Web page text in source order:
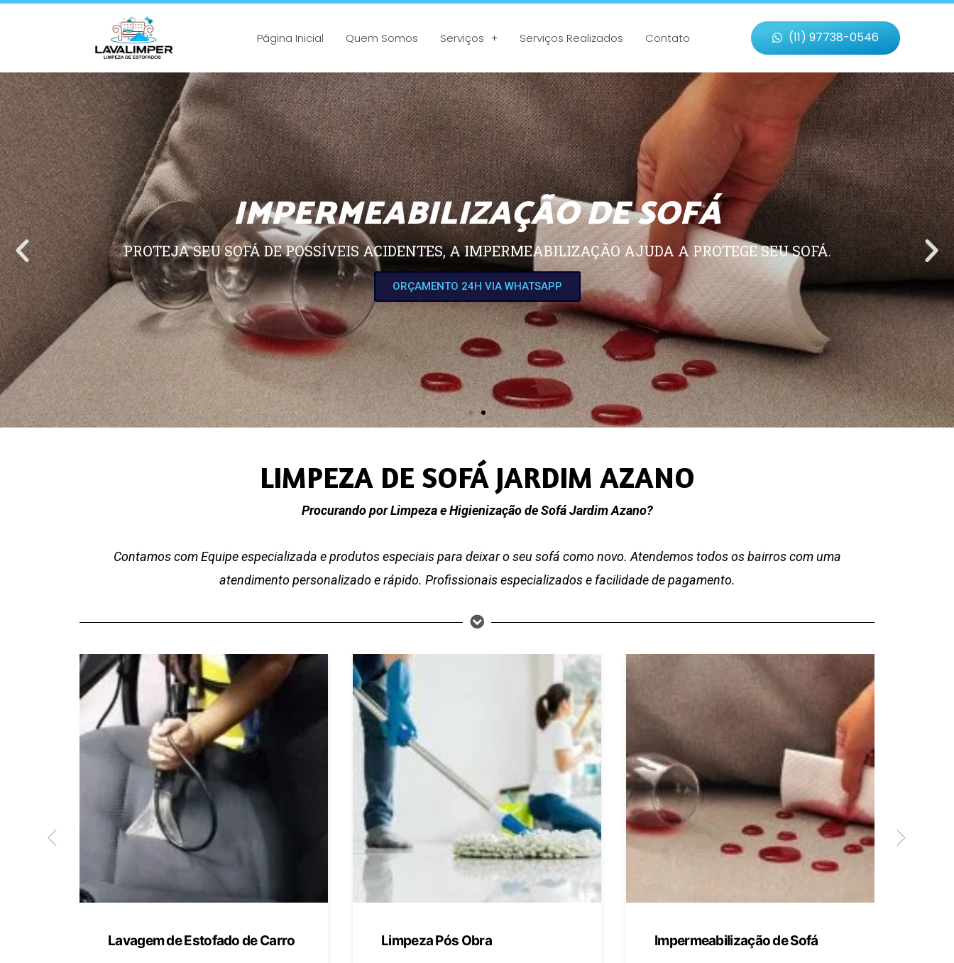
Página Inicial Quem Somos Serviços Serviços Realizados Contato (11) 97738-0546
IMPERMEABILIZAÇÃO DE SOFÁ
PROTEJA SEU SOFÁ DE POSSÍVEIS ACIDENTES, A IMPERMEABILIZAÇÃO AJUDA A PROTEGE SEU SOFÁ.
ORÇAMENTO 24H VIA WHATSAPP
LIMPEZA DE SOFÁ JARDIM AZANO
Procurando por Limpeza e Higienização de Sofá Jardim Azano?
Contamos com Equipe especializada e produtos especiais para deixar o seu sofá como novo. Atendemos todos os bairros com uma
atendimento personalizado e rápido. Profissionais especializados e facilidade de pagamento.
Lavagem de Estofado de Carro Limpeza Pós Obra Impermeabilização de Sofá